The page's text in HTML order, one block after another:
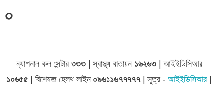
০
ন্যাশনাল কল সেন্টার ৩৩৩| স্বাস্থ্য বাতায়ন ১৬২৬৩| আইইডিসিআর
১০৬৫৫ | বিশেষজ্ঞ হেলথ লাইন ০৯৬১১৬৭৭৭৭৭| সূত্র - আইইডিসিআর|